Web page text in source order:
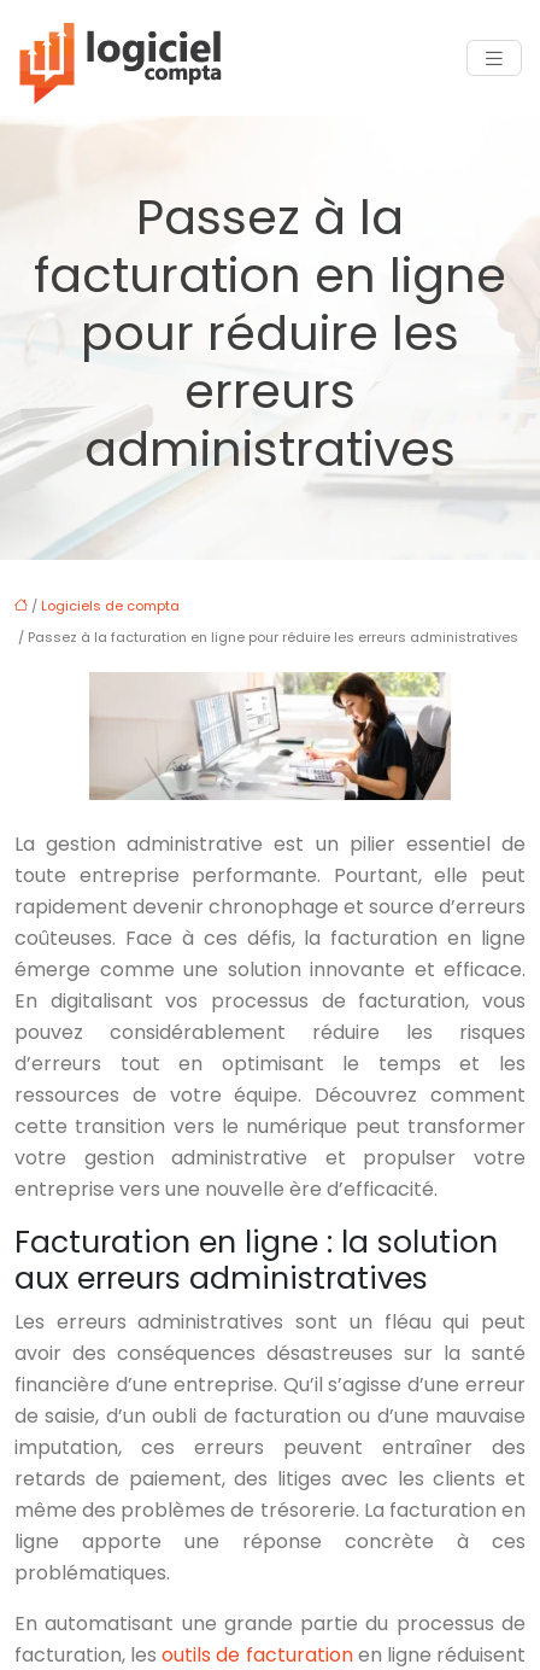
Passez à la
facturation en ligne
pour réduire les
erreurs
administratives
/ Logiciels de compta
/ Passez à la facturation en ligne pour réduire les erreurs administratives
La gestion administrative est un pilier essentiel de
toute entreprise performante. Pourtant, elle peut
rapidement devenir chronophage et source d’erreurs
coûteuses. Face à ces défis, la facturation en ligne
émerge comme une solution innovante et efficace.
En digitalisant vos processus de facturation, vous
pouvez considérablement réduire les risques
d’erreurs tout en optimisant le temps et les
ressources de votre équipe. Découvrez comment
cette transition vers le numérique peut transformer
votre gestion administrative et propulser votre
entreprise vers une nouvelle ère d’efficacité.
Facturation en ligne : la solution
aux erreurs administratives
Les erreurs administratives sont un fléau qui peut
avoir des conséquences désastreuses sur la santé
financière d’une entreprise. Qu’il s’agisse d’une erreur
de saisie, d’un oubli de facturation ou d’une mauvaise
imputation, ces erreurs peuvent entraîner des
retards de paiement, des litiges avec les clients et
même des problèmes de trésorerie. La facturation en
ligne apporte une réponse concrète à ces
problématiques.
En automatisant une grande partie du processus de
facturation, lesoutils de facturationen ligne réduisent